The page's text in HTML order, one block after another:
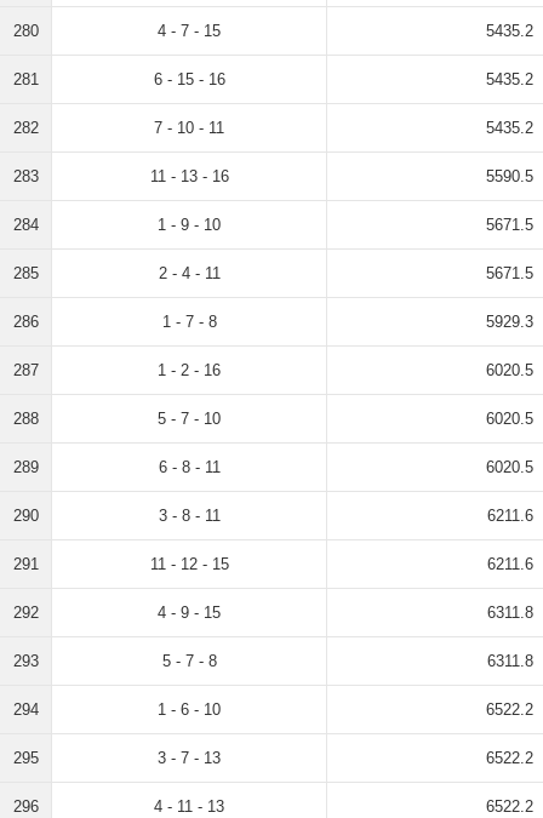
280 4 - 7 - 15 5435.2
281 6 - 15 - 16 5435.2
282 7 - 10 - 11 5435.2
283 11 - 13 - 16 5590.5
284 1 - 9 - 10 5671.5
285 2 - 4 - 11 5671.5
286 1 - 7 - 8 5929.3
287 1 - 2 - 16 6020.5
288 5 - 7 - 10 6020.5
289 6 - 8 - 11 6020.5
290 3 - 8 - 11 6211.6
291 11 - 12 - 15 6211.6
292 4 - 9 - 15 6311.8
293 5 - 7 - 8 6311.8
294 1 - 6 - 10 6522.2
295 3 - 7 - 13 6522.2
296 4 - 11 - 13 6522.2